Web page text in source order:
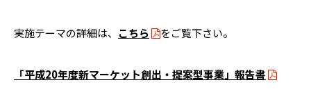
実施テーマの詳細は、 こちら をご覧下さい。
「平成20年度新マーケット創出・提案型事業」報告書